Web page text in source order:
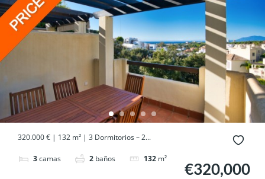
320.000 € | 132 m² | 3 Dormitorios – 2...
3camas 2 baños 132 m²
€320,000